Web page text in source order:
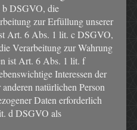
DSGVO, die
zur Erfüllung unserer
Art. 6 Abs. 1 lit. c DSGVO,
Verarbeitung zur Wahrung
ist Art. 6 Abs. 1 lit. f
Interessen der
natürlichen Person
Daten erforderlich
d DSGVO als